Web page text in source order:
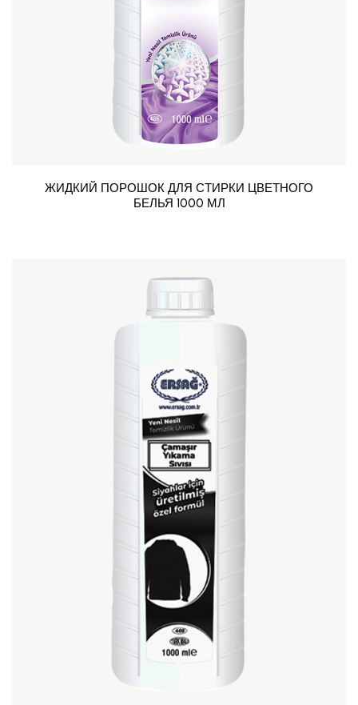
ЖИДКИЙ ПОРОШОК ДЛЯ СТИРКИ ЦВЕТНОГО
БЕЛЬЯ 1000 МЛ